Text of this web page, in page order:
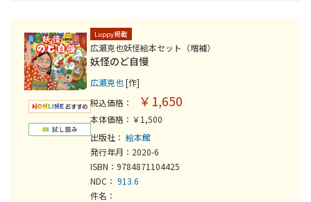
Luppy掲載
広瀬克也妖怪絵本セット（増補）
妖怪のど自慢
広瀬克也[作]
税込価格：
￥1,650
本体価格：￥1,500
出版社： 絵本館
発行年月：2020-6
ISBN：9784871104425
NDC： 913.6
件名：